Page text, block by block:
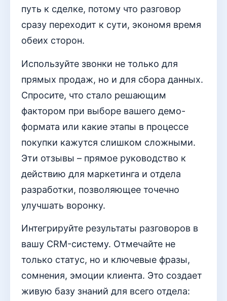
путь к сделке, потому что разговор
сразу переходит к сути, экономя время
обеих сторон.
Используйте звонки не только для
прямых продаж, но и для сбора данных.
Спросите, что стало решающим
фактором при выборе вашего демо-
формата или какие этапы в процессе
покупки кажутся слишком сложными.
Эти отзывы – прямое руководство к
действию для маркетинга и отдела
разработки, позволяющее точечно
улучшать воронку.
Интегрируйте результаты разговоров в
вашу CRM-систему. Отмечайте не
только статус, но и ключевые фразы,
сомнения, эмоции клиента. Это создает
живую базу знаний для всего отдела: